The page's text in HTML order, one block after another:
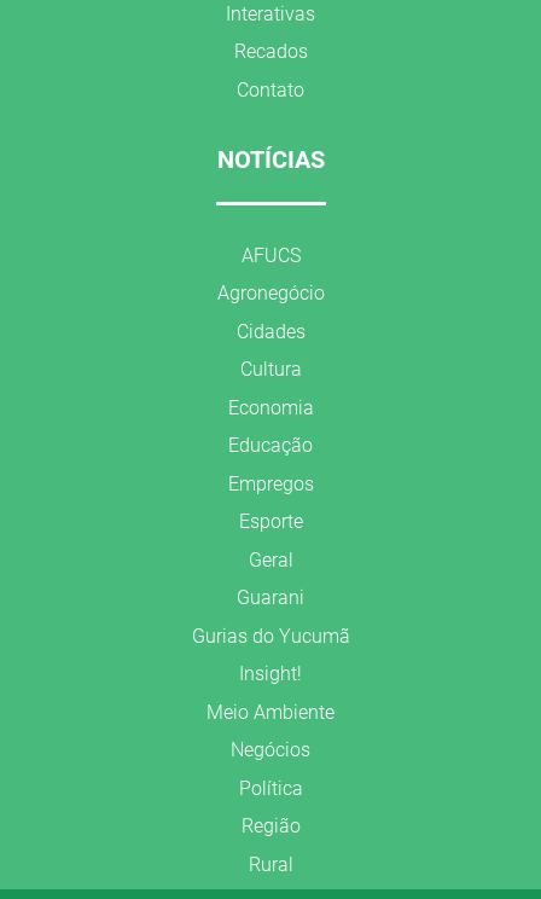
Interativas
Recados
Contato
NOTÍCIAS
AFUCS
Agronegócio
Cidades
Cultura
Economia
Educação
Empregos
Esporte
Geral
Guarani
Gurias do Yucumã
Insight!
Meio Ambiente
Negócios
Política
Região
Rural